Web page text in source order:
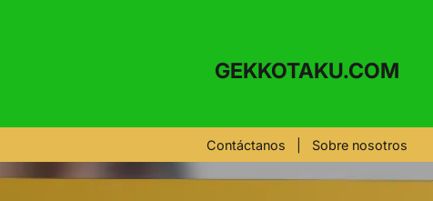
GEKKOTAKU.COM
Contáctanos Sobre nosotros